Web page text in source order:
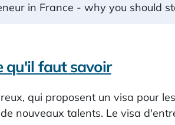
in France - why you should
qu'il faut savoir
qui proposent un visa pour
nouveaux talents. Le visa